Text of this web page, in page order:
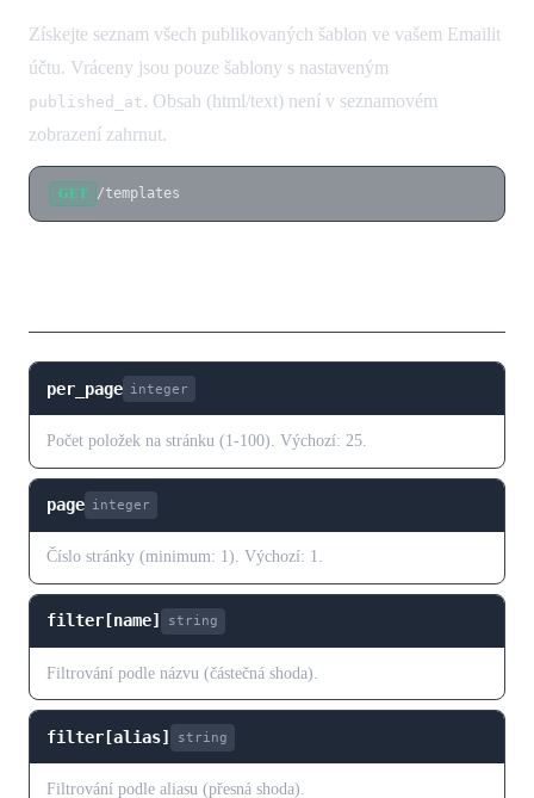
Získejte seznam všech publikovaných šablon ve vašem Emailit
účtu. Vráceny jsou pouze šablony s nastaveným
published_at. Obsah (html/text) není v seznamovém
zobrazení zahrnut.
GET /templates
per_page integer
Počet položek na stránku (1-100). Výchozí: 25.
page integer
Číslo stránky (minimum: 1). Výchozí: 1.
filter[name] string
Filtrování podle názvu (částečná shoda).
filter[alias] string
Filtrování podle aliasu (přesná shoda).